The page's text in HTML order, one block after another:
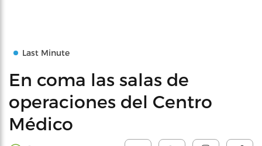
Last Minute
En coma las salas de
operaciones del Centro
Médico